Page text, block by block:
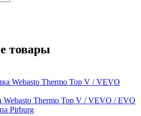
товары
Webasto Thermo Top V / VEVO / EVO